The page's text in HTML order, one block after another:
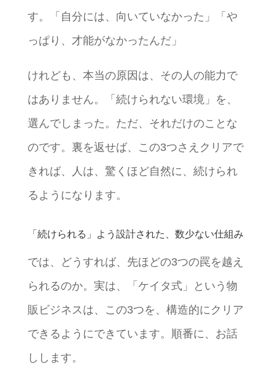
す。「自分には、向いていなかった」「や
っぱり、才能がなかったんだ」
けれども、本当の原因は、その人の能力で
はありません。「続けられない環境」を、
選んでしまった。ただ、それだけのことな
のです。裏を返せば、この3つさえクリアで
きれば、人は、驚くほど自然に、続けられ
るようになります。
「続けられる」よう設計された、数少ない仕組み
では、どうすれば、先ほどの3つの罠を越え
られるのか。実は、「ケイタ式」という物
販ビジネスは、この3つを、構造的にクリア
できるようにできています。順番に、お話
しします。